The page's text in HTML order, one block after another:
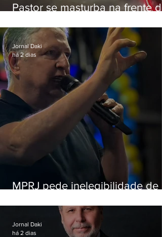
Pastor se masturba na frente de
MPRJ pede inelegibilidade de
Jornal Daki
há 2 dias
Jornal Daki
há 2 dias